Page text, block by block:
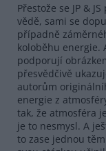
Přestože se JP &
vědě, sami se
případně
koloběhu energie.
podporují
přesvědčivě
autorům
energie z
tak, že atmosféra
je to nesmysl. A
to zase jednou